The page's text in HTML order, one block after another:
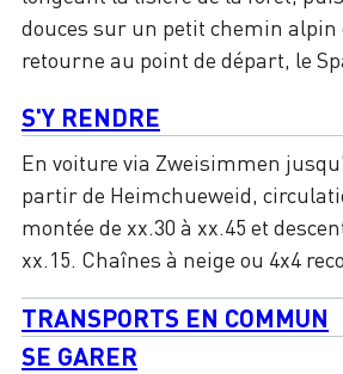
douces sur un petit chemin alpin
retourne au point de départ, le
S'Y RENDRE
En voiture via Zweisimmen
partir de Heimchueweid,
montée de xx.30 à xx.45 et
xx.15. Chaînes à neige ou 4x4
TRANSPORTS EN COMMUN
SE GARER